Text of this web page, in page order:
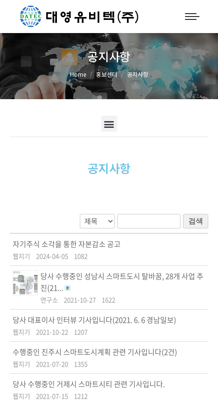
공지사항
You are here:
Home 홍보센터 공지사항
공지사항
검색
자기주식 소각을 통한 자본감소 공고
웹지기 2024-04-05 1082
당사 수행중인 성남시 스마트도시 탈바꿈, 28개 사업 추
진(21...
연구소 2021-10-27 1622
당사 대표이사 인터뷰 기사입니다(2021. 6. 6 경남일보)
웹지기 2021-10-22 1207
수행중인 진주시 스마트도시계획 관련 기사입니다(2건)
웹지기 2021-07-20 1355
당사 수행중인 거제시 스마트시티 관련 기사입니다.
웹지기 2021-07-15 1212